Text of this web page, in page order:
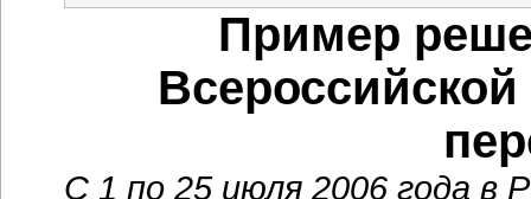
Пример
С 1 по 25 июля 2006 года в